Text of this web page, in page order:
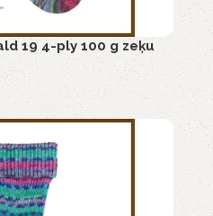
19 4-ply 100 g zeķu